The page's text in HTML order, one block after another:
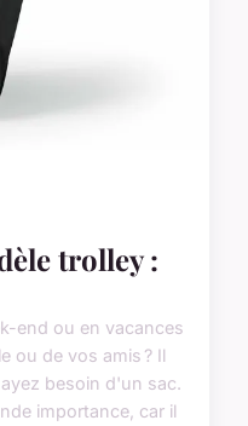
trolley :
end ou en vacances
ou de vos amis ? Il
besoin d'un sac.
importance, car il